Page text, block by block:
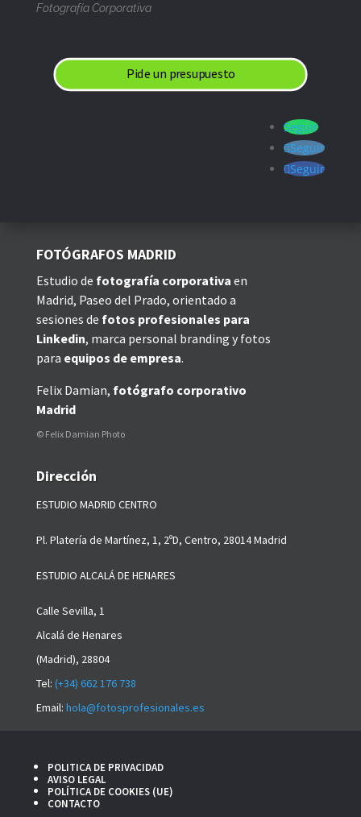
Fotografía Corporativa
Pide un presupuesto
Seguir
Seguir
Seguir
FOTÓGRAFOS MADRID
Estudio de fotografía corporativa en
Madrid, Paseo del Prado, orientado a
sesiones de fotos profesionales para
Linkedin, marca personal branding y fotos
para equipos de empresa.
Felix Damian, fotógrafo corporativo
Madrid
© Felix Damian Photo
Dirección
ESTUDIO MADRID CENTRO
Pl. Platería de Martínez, 1, 2ºD, Centro, 28014 Madrid
ESTUDIO ALCALÁ DE HENARES
Calle Sevilla, 1
Alcalá de Henares
(Madrid), 28804
Tel: (+34) 662 176 738
Email: hola@fotosprofesionales.es
POLITICA DE PRIVACIDAD
AVISO LEGAL
POLÍTICA DE COOKIES (UE)
CONTACTO